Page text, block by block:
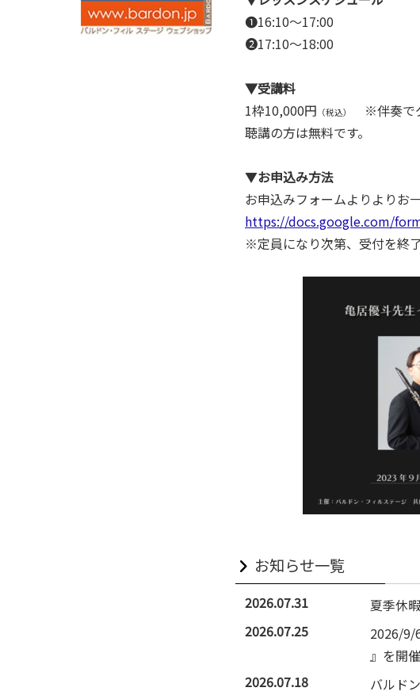
❶16:10〜17:00
❷17:10〜18:00
▼受講料
1枠10,000円 （税込）
※伴奏で
聴講の方は無料です。
▼お申込み方法
お申込みフォームよりよりお
https://docs.google.com/
※定員になり次第、受付を終
お知らせ一覧
2026.07.31
夏季休
2026.07.25
2026/9/
』を開
2026.07.18
バルド